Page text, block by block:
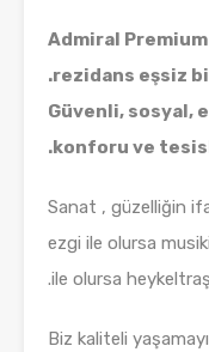
Admiral Premium
rezidans eşsiz
Güvenli, sosyal,
konforu ve
Sanat , güzelliğin
ezgi ile olursa
ile olursa
Biz kaliteli